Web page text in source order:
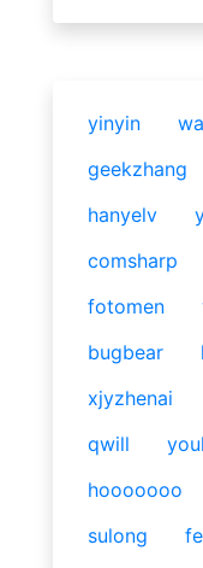
yinyin
geekzhang
hanyelv
comsharp
fotomen
bugbear
xjyzhenai
qwill
hooooooo
sulong